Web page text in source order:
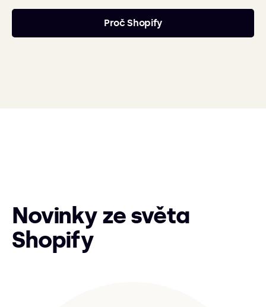
Proč Shopify
Novinky ze světa
Shopify